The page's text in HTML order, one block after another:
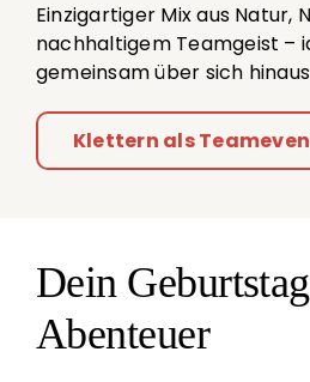
Einzigartiger Mix aus Natur,
nachhaltigem Teamgeist –
gemeinsam über sich
Klettern als
Dein
Abenteuer